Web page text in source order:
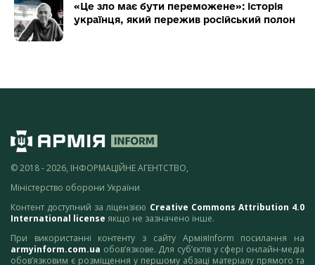
«Це зло має бути переможене»: історія
українця, який пережив російський полон
© 2018 - 2026, ІНФОРМАЦІЙНЕ АГЕНТСТВО,
Міністерство оборони України
Контент доступний за ліцензією Creative Commons Attribution 4.0
International license якщо не зазначено інше.
При використанні контенту з сайту АрміяInform посилання на
armyinform.com.ua обов’язкове. Для суб’єктів у сфері онлайн-медіа
обов’язковим є розміщення у першому абзаці матеріалу прямого та